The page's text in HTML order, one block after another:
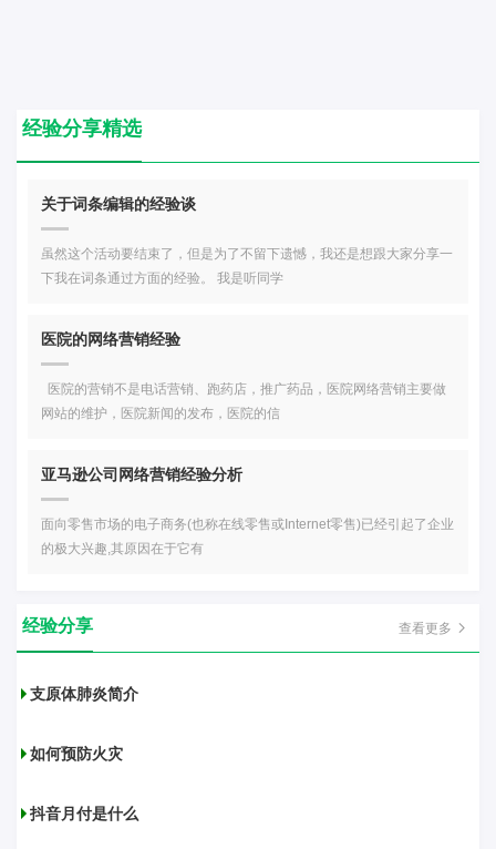
经验分享精选
关于词条编辑的经验谈
虽然这个活动要结束了，但是为了不留下遗憾，我还是想跟大家分享一
下我在词条通过方面的经验。 我是听同学
医院的网络营销经验
医院的营销不是电话营销、跑药店，推广药品，医院网络营销主要做
网站的维护，医院新闻的发布，医院的信
亚马逊公司网络营销经验分析
面向零售市场的电子商务(也称在线零售或Internet零售)已经引起了企业
的极大兴趣,其原因在于它有
经验分享 查看更多
支原体肺炎简介
如何预防火灾
抖音月付是什么